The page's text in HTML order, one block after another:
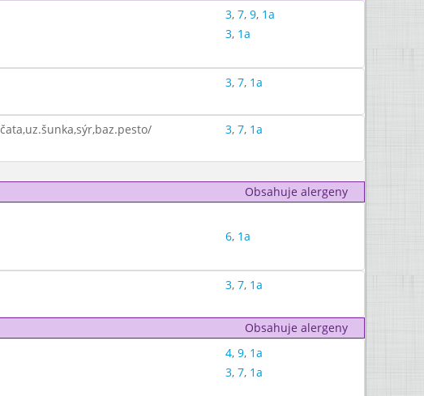
3, 7, 9, 1a
3, 1a
3, 7, 1a
3, 7, 1a
Obsahuje alergeny
6, 1a
3, 7, 1a
Obsahuje alergeny
4, 9, 1a
3, 7, 1a